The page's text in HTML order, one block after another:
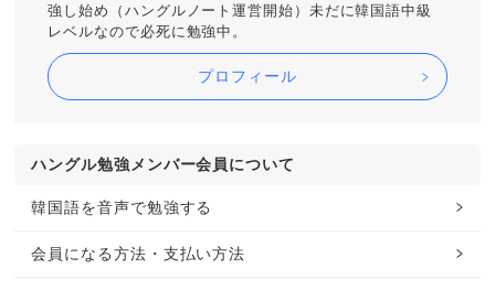
強し始め（ハングルノート運営開始）未だに韓国語中級
レベルなので必死に勉強中。
プロフィール
ハングル勉強メンバー会員について
韓国語を音声で勉強する
会員になる方法・支払い方法